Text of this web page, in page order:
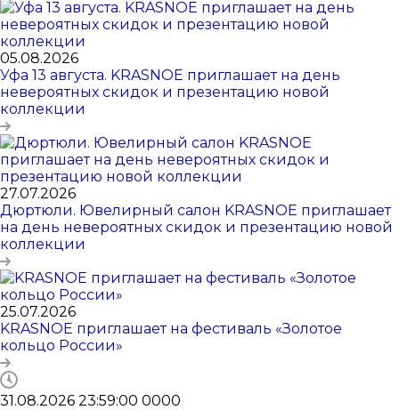
05.08.2026
Уфа 13 августа. KRASNOE приглашает на день
невероятных скидок и презентацию новой
коллекции
27.07.2026
Дюртюли. Ювелирный салон KRASNOE приглашает
на день невероятных скидок и презентацию новой
коллекции
25.07.2026
KRASNOE приглашает на фестиваль «Золотое
кольцо России»
31.08.2026 23:59:00 0000